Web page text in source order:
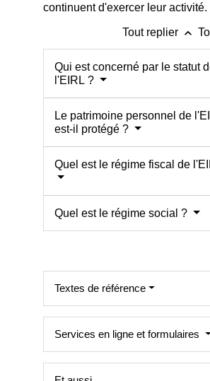
continuent d'exercer leur activité.
Tout replier keyboard_arrow_up
Qui est concerné par le statut
l'EIRL ?
Le patrimoine personnel de
est-il protégé ?
Quel est le régime fiscal de
Quel est le régime social ?
Textes de référence
Services en ligne et formulaires